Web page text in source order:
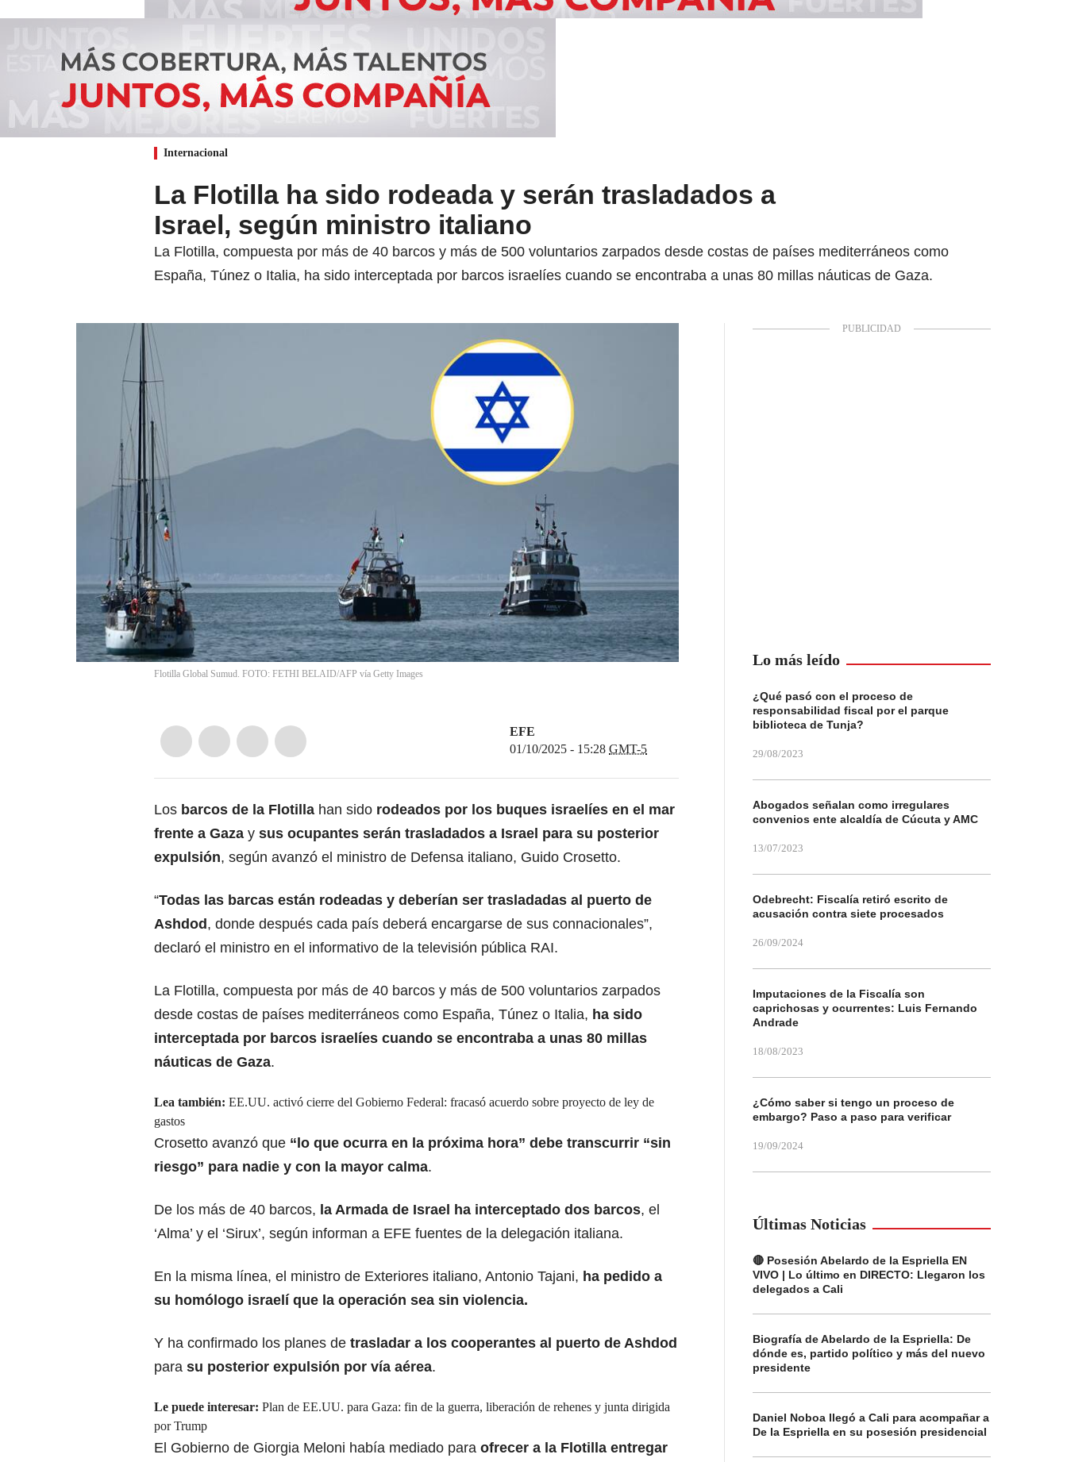
Internacional
La Flotilla ha sido rodeada y serán trasladados a
Israel, según ministro italiano
La Flotilla, compuesta por más de 40 barcos y más de 500 voluntarios zarpados desde costas de países mediterráneos como
España, Túnez o Italia, ha sido interceptada por barcos israelíes cuando se encontraba a unas 80 millas náuticas de Gaza.
Flotilla Global Sumud. FOTO: FETHI BELAID/AFP vía Getty Images
EFE
01/10/2025 - 15:28 GMT-5
Los barcos de la Flotilla han sido rodeados por los buques israelíes en el mar
frente a Gaza y sus ocupantes serán trasladados a Israel para su posterior
expulsión, según avanzó el ministro de Defensa italiano, Guido Crosetto.
“Todas las barcas están rodeadas y deberían ser trasladadas al puerto de
Ashdod, donde después cada país deberá encargarse de sus connacionales”,
declaró el ministro en el informativo de la televisión pública RAI.
La Flotilla, compuesta por más de 40 barcos y más de 500 voluntarios zarpados
desde costas de países mediterráneos como España, Túnez o Italia, ha sido
interceptada por barcos israelíes cuando se encontraba a unas 80 millas
náuticas de Gaza.
Lea también: EE.UU. activó cierre del Gobierno Federal: fracasó acuerdo sobre proyecto de ley de
gastos
Crosetto avanzó que “lo que ocurra en la próxima hora” debe transcurrir “sin
riesgo” para nadie y con la mayor calma.
De los más de 40 barcos, la Armada de Israel ha interceptado dos barcos, el
‘Alma’ y el ‘Sirux’, según informan a EFE fuentes de la delegación italiana.
En la misma línea, el ministro de Exteriores italiano, Antonio Tajani, ha pedido a
su homólogo israelí que la operación sea sin violencia.
Y ha confirmado los planes de trasladar a los cooperantes al puerto de Ashdod
para su posterior expulsión por vía aérea.
Le puede interesar: Plan de EE.UU. para Gaza: fin de la guerra, liberación de rehenes y junta dirigida
por Trump
El Gobierno de Giorgia Meloni había mediado para ofrecer a la Flotilla entregar
Lo más leído
¿Qué pasó con el proceso de
responsabilidad fiscal por el parque
biblioteca de Tunja?
29/08/2023
Abogados señalan como irregulares
convenios ente alcaldía de Cúcuta y AMC
13/07/2023
Odebrecht: Fiscalía retiró escrito de
acusación contra siete procesados
26/09/2024
Imputaciones de la Fiscalía son
caprichosas y ocurrentes: Luis Fernando
Andrade
18/08/2023
¿Cómo saber si tengo un proceso de
embargo? Paso a paso para verificar
19/09/2024
Últimas Noticias
🔴 Posesión Abelardo de la Espriella EN
VIVO | Lo último en DIRECTO: Llegaron los
delegados a Cali
Biografía de Abelardo de la Espriella: De
dónde es, partido político y más del nuevo
presidente
Daniel Noboa llegó a Cali para acompañar a
De la Espriella en su posesión presidencial